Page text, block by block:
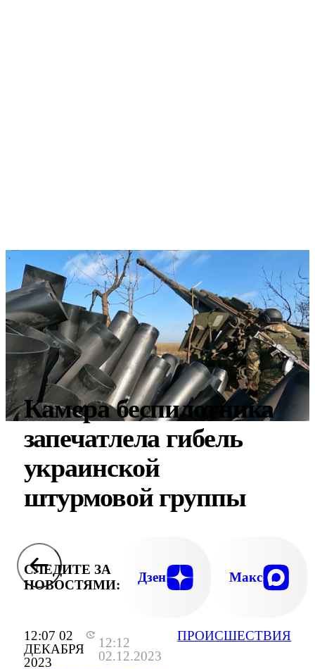
12:07 02
ДЕКАБРЯ
2023
12:12
02.12.2023
ПРОИСШЕСТВИЯ
Камера беспилотника
запечатлела гибель
украинской
штурмовой группы
СЛЕДИТЕ ЗА
НОВОСТЯМИ:
Дзен Макс